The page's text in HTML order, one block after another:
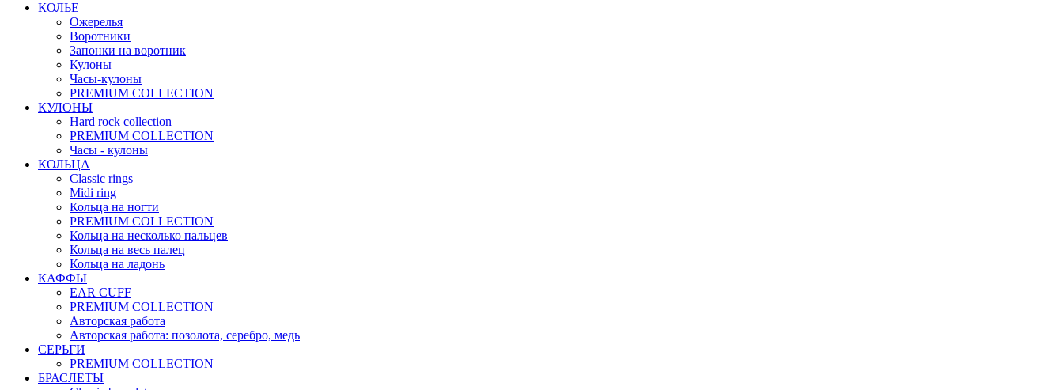
КОЛЬЕ
Ожерелья
Воротники
Запонки на воротник
Кулоны
Часы-кулоны
PREMIUM COLLECTION
КУЛОНЫ
Hard rock collection
PREMIUM COLLECTION
Часы - кулоны
КОЛЬЦА
Classic rings
Midi ring
Кольца на ногти
PREMIUM COLLECTION
Кольца на несколько пальцев
Кольца на весь палец
Кольца на ладонь
КАФФЫ
EAR CUFF
PREMIUM COLLECTION
Авторская работа
Авторская работа: позолота, серебро, медь
СЕРЬГИ
PREMIUM COLLECTION
БРАСЛЕТЫ